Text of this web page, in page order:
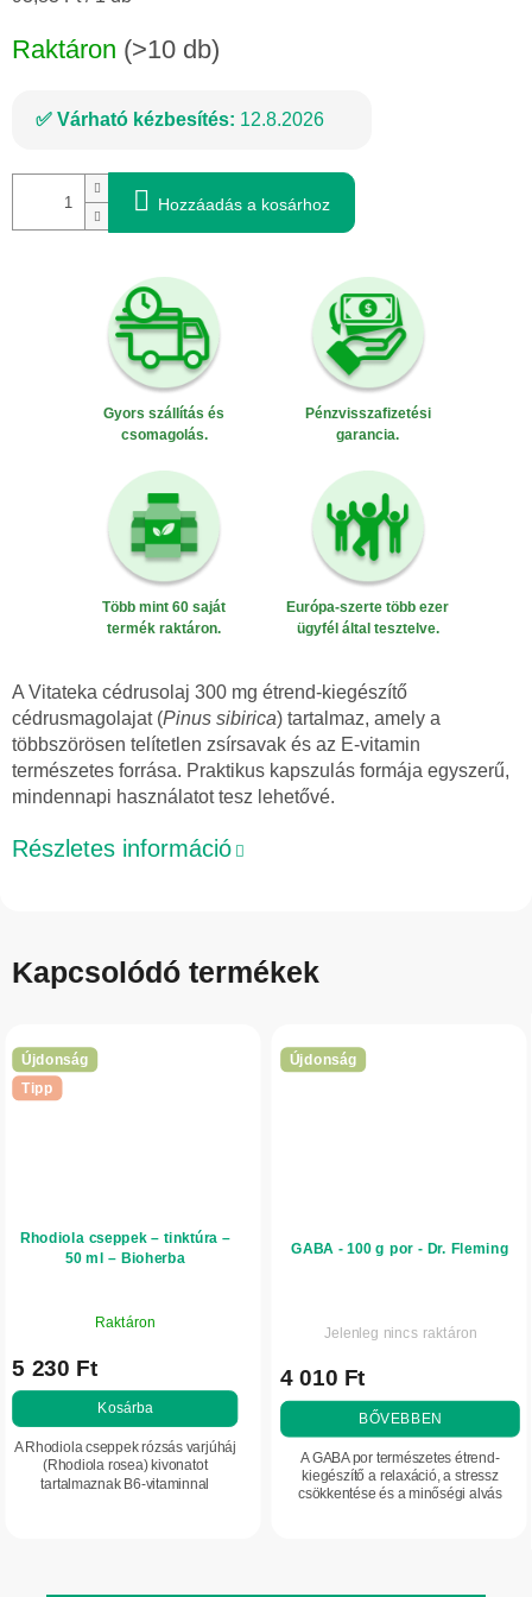
Raktáron (>10 db)
Várható kézbesítés: 12.8.2026
Hozzáadás a kosárhoz
Gyors szállítás és
csomagolás.
Pénzvisszafizetési
garancia.
Több mint 60 saját
termék raktáron.
Európa-szerte több ezer
ügyfél által tesztelve.
A Vitateka cédrusolaj 300 mg étrend-kiegészítő
cédrusmagolajat (Pinus sibirica) tartalmaz, amely a
többszörösen telítetlen zsírsavak és az E-vitamin
természetes forrása. Praktikus kapszulás formája egyszerű,
mindennapi használatot tesz lehetővé.
Részletes információ
Kapcsolódó termékek
Újdonság
Tipp
Rhodiola cseppek – tinktúra –
50 ml – Bioherba
Raktáron
5 230 Ft
Kosárba
A Rhodiola cseppek rózsás varjúháj
(Rhodiola rosea) kivonatot
tartalmaznak B6-vitaminnal
Újdonság
GABA - 100 g por - Dr. Fleming
Jelenleg nincs raktáron
4 010 Ft
BŐVEBBEN
A GABA por természetes étrend-
kiegészítő a relaxáció, a stressz
csökkentése és a minőségi alvás